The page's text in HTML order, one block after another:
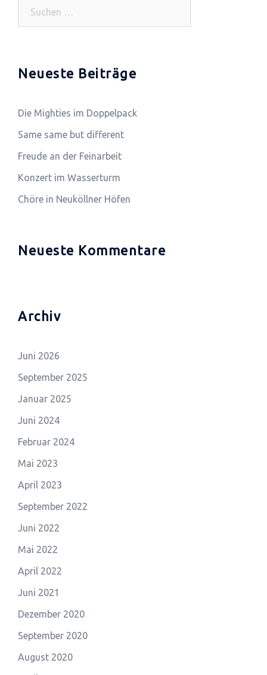
Neueste Beiträge
Die Mighties im Doppelpack
Same same but different
Freude an der Feinarbeit
Konzert im Wasserturm
Chöre in Neuköllner Höfen
Neueste Kommentare
Archiv
Juni 2026
September 2025
Januar 2025
Juni 2024
Februar 2024
Mai 2023
April 2023
September 2022
Juni 2022
Mai 2022
April 2022
Juni 2021
Dezember 2020
September 2020
August 2020